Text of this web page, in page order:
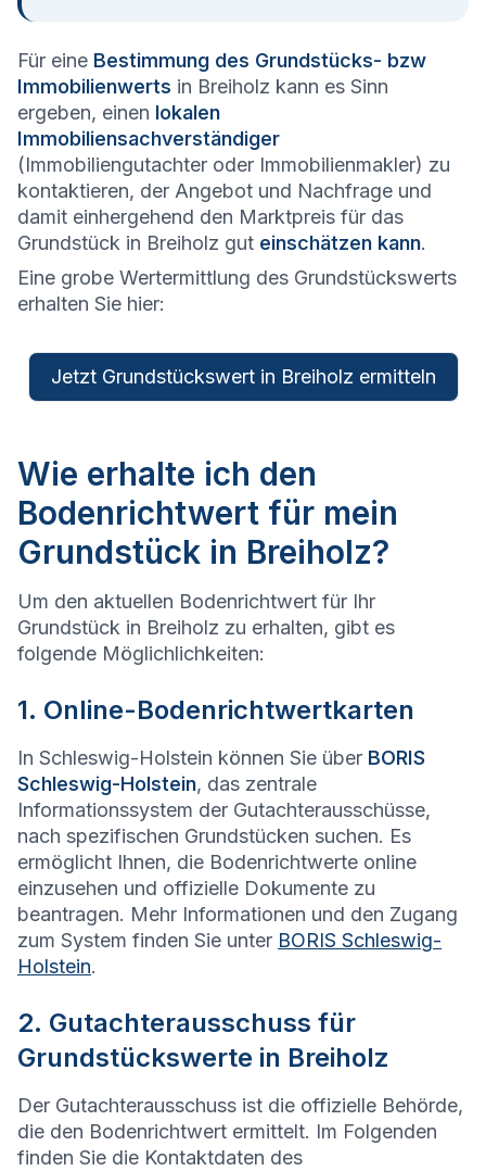
Für eine Bestimmung des Grundstücks- bzw
Immobilienwerts in Breiholz kann es Sinn
ergeben, einen lokalen
Immobiliensachverständiger
(Immobiliengutachter oder Immobilienmakler) zu
kontaktieren, der Angebot und Nachfrage und
damit einhergehend den Marktpreis für das
Grundstück in Breiholz gut einschätzen kann.
Eine grobe Wertermittlung des Grundstückswerts
erhalten Sie hier:
Jetzt Grundstückswert in Breiholz ermitteln
Wie erhalte ich den
Bodenrichtwert für mein
Grundstück in Breiholz?
Um den aktuellen Bodenrichtwert für Ihr
Grundstück in Breiholz zu erhalten, gibt es
folgende Möglichlichkeiten:
1. Online-Bodenrichtwertkarten
In Schleswig-Holstein können Sie über BORIS
Schleswig-Holstein, das zentrale
Informationssystem der Gutachterausschüsse,
nach spezifischen Grundstücken suchen. Es
ermöglicht Ihnen, die Bodenrichtwerte online
einzusehen und offizielle Dokumente zu
beantragen. Mehr Informationen und den Zugang
zum System finden Sie unter BORIS Schleswig-
Holstein.
2. Gutachterausschuss für
Grundstückswerte in Breiholz
Der Gutachterausschuss ist die offizielle Behörde,
die den Bodenrichtwert ermittelt. Im Folgenden
finden Sie die Kontaktdaten des